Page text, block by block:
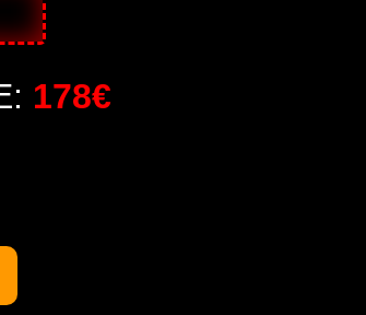
178€